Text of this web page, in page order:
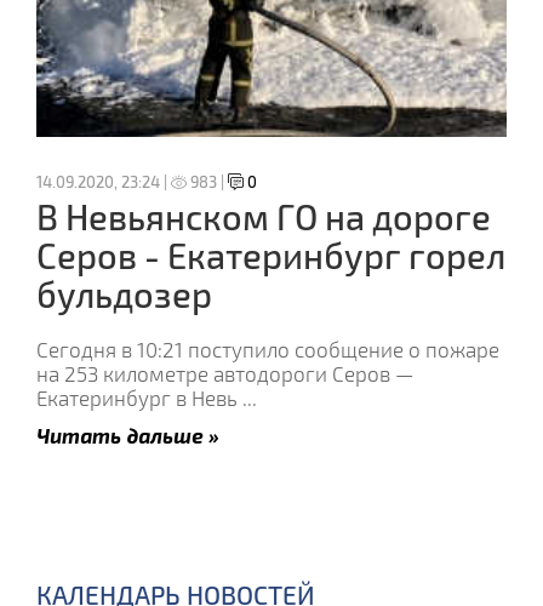
14.09.2020, 23:24 | 983 | 0
В Невьянском ГО на дороге
Серов - Екатеринбург горел
бульдозер
Сегодня в 10:21 поступило сообщение о пожаре
на 253 километре автодороги Серов —
Екатеринбург в Невь ...
Читать дальше »
КАЛЕНДАРЬ НОВОСТЕЙ